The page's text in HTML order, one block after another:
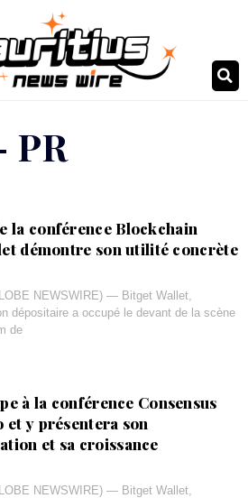
PR
la conférence Blockchain
démontre son utilité concrète
NEWSWIRE) — Bitget Wallet,
dépositaire a occupé le devant de la scène
de
à la conférence Consensus
y présentera son
et sa croissance
NEWSWIRE) — Bitget Wallet,